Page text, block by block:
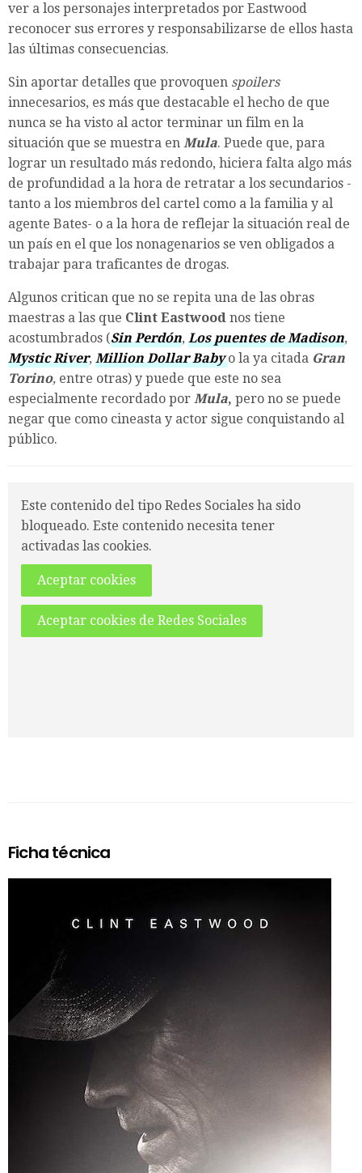
ver a los personajes interpretados por Eastwood
reconocer sus errores y responsabilizarse de ellos hasta
las últimas consecuencias.
Sin aportar detalles que provoquen spoilers
innecesarios, es más que destacable el hecho de que
nunca se ha visto al actor terminar un film en la
situación que se muestra en Mula. Puede que, para
lograr un resultado más redondo, hiciera falta algo más
de profundidad a la hora de retratar a los secundarios -
tanto a los miembros del cartel como a la familia y al
agente Bates- o a la hora de reflejar la situación real de
un país en el que los nonagenarios se ven obligados a
trabajar para traficantes de drogas.
Algunos critican que no se repita una de las obras
maestras a las que Clint Eastwood nos tiene
acostumbrados (Sin Perdón, Los puentes de Madison,
Mystic River, Million Dollar Babyo la ya citada Gran
Torino, entre otras) y puede que este no sea
especialmente recordado por Mula, pero no se puede
negar que como cineasta y actor sigue conquistando al
público.
Este contenido del tipo Redes Sociales ha sido
bloqueado. Este contenido necesita tener
activadas las cookies.
Aceptar cookies
Aceptar cookies de Redes Sociales
Ficha técnica